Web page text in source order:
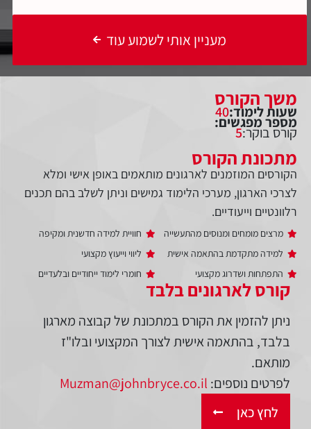
מעניין אותי לשמוע עוד
קורס לארגונים בלבד
ניתן להזמין את הקורס במתכונת של קבוצה מארגון
בלבד, בהתאמה אישית לצורך המקצועי ובלו"ז
מותאם.
לפרטים נוספים: Muzman@johnbryce.co.il
לחץ כאן
משך הקורס
שעות לימוד:40
מספר מפגשים:
קורס בוקר:5
מתכונת הקורס
הקורסים המוזמנים לארגונים מותאמים באופן אישי ומלא
לצרכי הארגון, מערכי הלימוד גמישים וניתן לשלב בהם תכנים
רלוונטיים וייעודיים.
מרצים מומחים ומנוסים מהתעשייה
למידה מתקדמת בהתאמה אישית
התפתחות ושדרוג מקצועי
חוויית למידה חדשנית ומקיפה
ליווי וייעוץ מקצועי
חומרי לימוד ייחודיים ובלעדיים